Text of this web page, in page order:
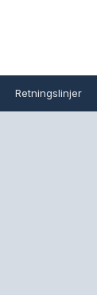
Retningslinjer